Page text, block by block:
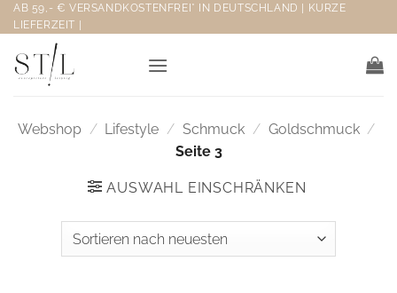
Zum
Inhalt
springen
AB 59,- € VERSANDKOSTENFREI* IN DEUTSCHLAND | KURZE
LIEFERZEIT |
Webshop / Lifestyle / Schmuck / Goldschmuck /
Seite 3
AUSWAHL EINSCHRÄNKEN